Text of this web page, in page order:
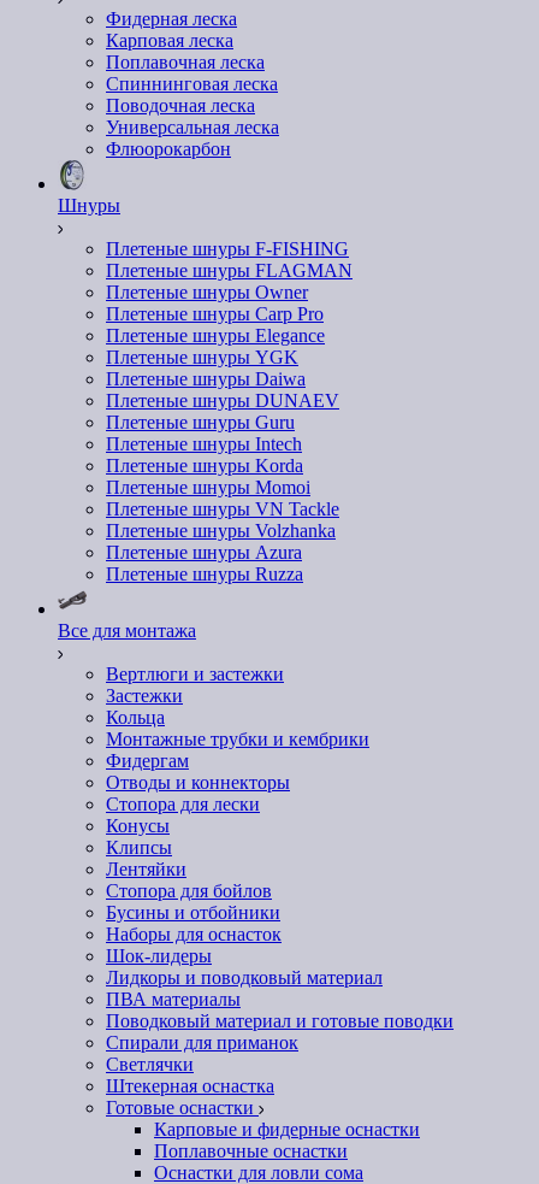
Фидерная леска
Карповая леска
Поплавочная леска
Спиннинговая леска
Поводочная леска
Универсальная леска
Флюорокарбон
Шнуры
Плетеные шнуры F-FISHING
Плетеные шнуры FLAGMAN
Плетеные шнуры Owner
Плетеные шнуры Carp Pro
Плетеные шнуры Elegance
Плетеные шнуры YGK
Плетеные шнуры Daiwa
Плетеные шнуры DUNAEV
Плетеные шнуры Guru
Плетеные шнуры Intech
Плетеные шнуры Korda
Плетеные шнуры Momoi
Плетеные шнуры VN Tackle
Плетеные шнуры Volzhanka
Плетеные шнуры Azura
Плетеные шнуры Ruzza
Все для монтажа
Вертлюги и застежки
Застежки
Кольца
Монтажные трубки и кембрики
Фидергам
Отводы и коннекторы
Стопора для лески
Конусы
Клипсы
Лентяйки
Стопора для бойлов
Бусины и отбойники
Наборы для оснасток
Шок-лидеры
Лидкоры и поводковый материал
ПВА материалы
Поводковый материал и готовые поводки
Спирали для приманок
Светлячки
Штекерная оснастка
Готовые оснастки
Карповые и фидерные оснастки
Поплавочные оснастки
Оснастки для ловли сома